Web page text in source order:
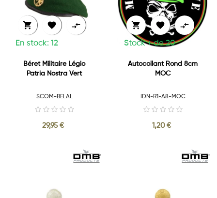
En stock: 12
  
Béret Militaire Légio
Patria Nostra Vert
SCOM-BELAL
29,95 €
Stock + de 20
  
Autocollant Rond 8cm
MOC
IDN-R1-A8-MOC
1,20 €